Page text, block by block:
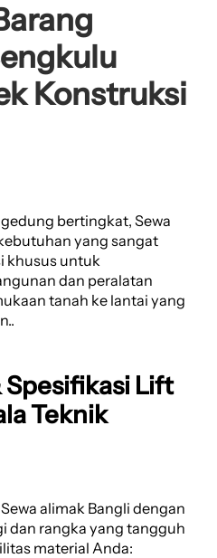
Konstruksi
bertingkat, Sewa
yang sangat
khusus untuk
dan peralatan
tanah ke lantai yang
Lift
Teknik
alimak Bangli dengan
dan rangka yang tangguh
material Anda: